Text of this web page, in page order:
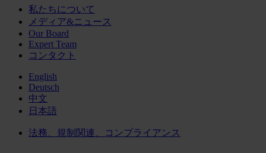
私たちについて
メディア&ニュース
Our Board
Expert Team
コンタクト
English
Deutsch
中文
日本語
法務、規制関連、コンプライアンス